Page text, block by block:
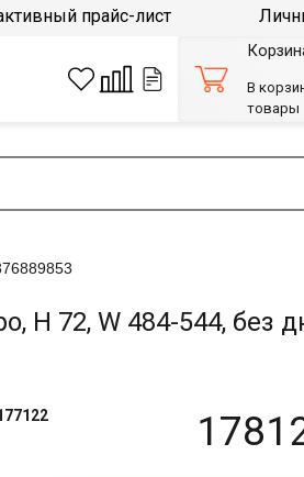
H 72, W 484-544, без
прайс-лист
В
товары